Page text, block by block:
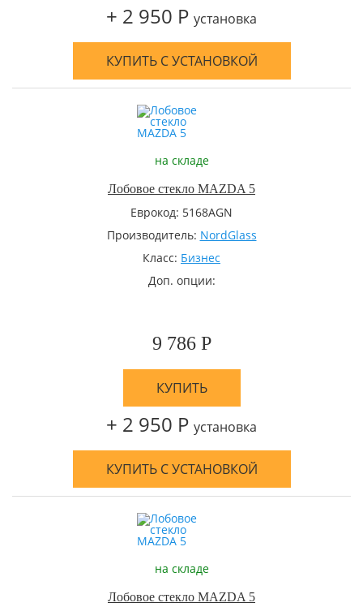
+ 2 950 Р установка
КУПИТЬ С УСТАНОВКОЙ
на складе
Лобовое стекло MAZDA 5
Еврокод: 5168AGN
Производитель: NordGlass
Класс: Бизнес
Доп. опции:
9 786 Р
КУПИТЬ
+ 2 950 Р установка
КУПИТЬ С УСТАНОВКОЙ
на складе
Лобовое стекло MAZDA 5